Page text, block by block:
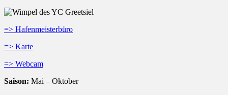
=> Hafenmeisterbüro
=> Karte
=> Webcam
Saison: Mai – Oktober